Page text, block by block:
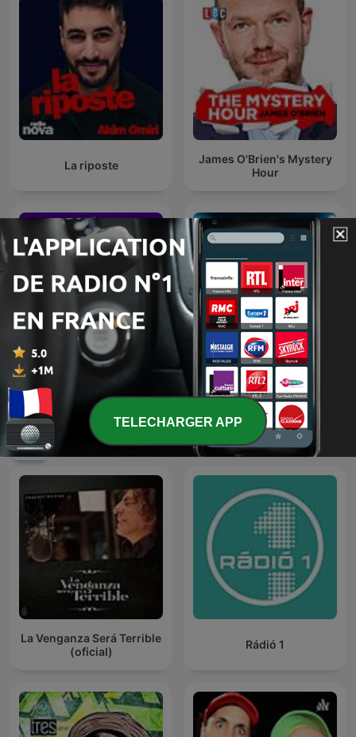
La riposte
James O'Brien's Mystery
Hour
Les impostures de Jean-
Radio Libre - L'intégrale
Podcasts internationaux Comédie
La Venganza Será Terrible
(oficial)
Rádió 1
TELECHARGER APP